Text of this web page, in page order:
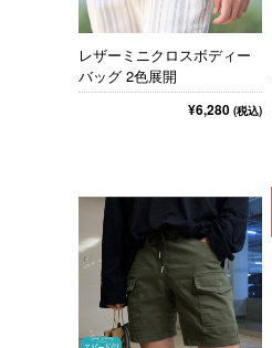
レザーミニクロスボディー
バッグ 2色展開
¥6,280 (税込)